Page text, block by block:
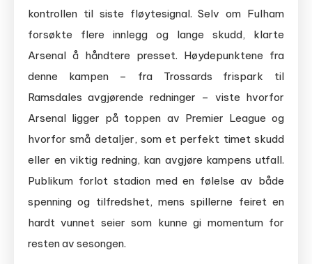
kontrollen til siste fløytesignal. Selv om Fulham
forsøkte flere innlegg og lange skudd, klarte
Arsenal å håndtere presset. Høydepunktene fra
denne kampen – fra Trossards frispark til
Ramsdales avgjørende redninger – viste hvorfor
Arsenal ligger på toppen av Premier League og
hvorfor små detaljer, som et perfekt timet skudd
eller en viktig redning, kan avgjøre kampens utfall.
Publikum forlot stadion med en følelse av både
spenning og tilfredshet, mens spillerne feiret en
hardt vunnet seier som kunne gi momentum for
resten av sesongen.